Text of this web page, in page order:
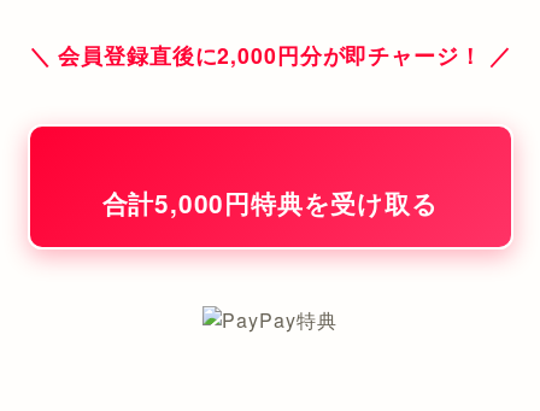
＼ 会員登録直後に2,000円分が即チャージ！ ／
合計5,000円特典を受け取る